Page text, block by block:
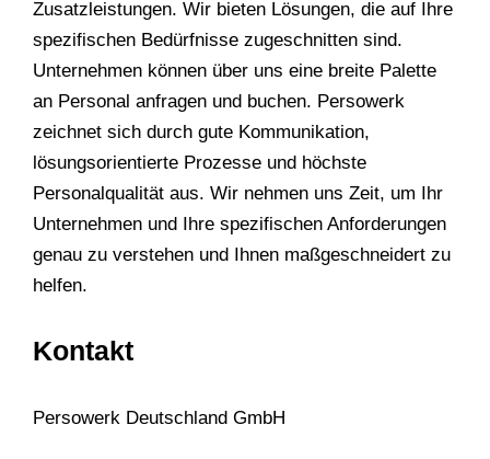
Zusatzleistungen. Wir bieten Lösungen, die auf Ihre
spezifischen Bedürfnisse zugeschnitten sind.
Unternehmen können über uns eine breite Palette
an Personal anfragen und buchen. Persowerk
zeichnet sich durch gute Kommunikation,
lösungsorientierte Prozesse und höchste
Personalqualität aus. Wir nehmen uns Zeit, um Ihr
Unternehmen und Ihre spezifischen Anforderungen
genau zu verstehen und Ihnen maßgeschneidert zu
helfen.
Kontakt
Persowerk Deutschland GmbH